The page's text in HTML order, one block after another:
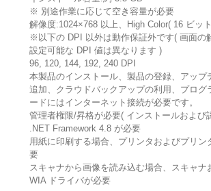
※ 別途作業に応じて空き容量が必要
解像度:1024×768 以上、High Color( 16 ビッ
※以下の DPI 以外は動作保証外です( 画面の
設定可能な DPI 値は異なります )
96, 120, 144, 192, 240 DPI
本製品のインストール、製品の登録、アップ
追加、クラウドバックアップの利用、プログ
ードにはインターネット接続が必要です。
管理者権限/昇格が必要( インストールおよび
.NET Framework 4.8 が必要
用紙に印刷する場合、プリンタおよびプリン
要
スキャナから画像を読み込む場合、スキャナ
WIA ドライバが必要